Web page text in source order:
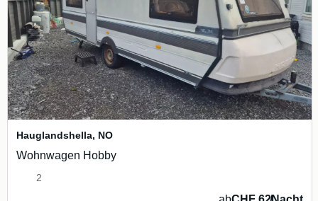
Hauglandshella, NO
Wohnwagen Hobby
2